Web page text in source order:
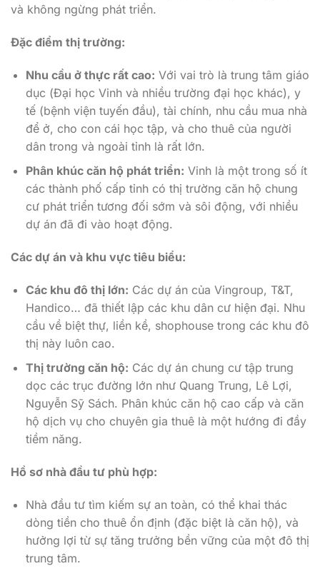
và không ngừng phát triển.
Đặc điểm thị trường:
Nhu cầu ở thực rất cao: Với vai trò là trung tâm giáo
dục (Đại học Vinh và nhiều trường đại học khác), y
tế (bệnh viện tuyến đầu), tài chính, nhu cầu mua nhà
để ở, cho con cái học tập, và cho thuê của người
dân trong và ngoài tỉnh là rất lớn.
Phân khúc căn hộ phát triển: Vinh là một trong số ít
các thành phố cấp tỉnh có thị trường căn hộ chung
cư phát triển tương đối sớm và sôi động, với nhiều
dự án đã đi vào hoạt động.
Các dự án và khu vực tiêu biểu:
Các khu đô thị lớn: Các dự án của Vingroup, T&T,
Handico… đã thiết lập các khu dân cư hiện đại. Nhu
cầu về biệt thự, liền kề, shophouse trong các khu đô
thị này luôn cao.
Thị trường căn hộ: Các dự án chung cư tập trung
dọc các trục đường lớn như Quang Trung, Lê Lợi,
Nguyễn Sỹ Sách. Phân khúc căn hộ cao cấp và căn
hộ dịch vụ cho chuyên gia thuê là một hướng đi đầy
tiềm năng.
Hồ sơ nhà đầu tư phù hợp:
Nhà đầu tư tìm kiếm sự an toàn, có thể khai thác
dòng tiền cho thuê ổn định (đặc biệt là căn hộ), và
hưởng lợi từ sự tăng trưởng bền vững của một đô thị
trung tâm.